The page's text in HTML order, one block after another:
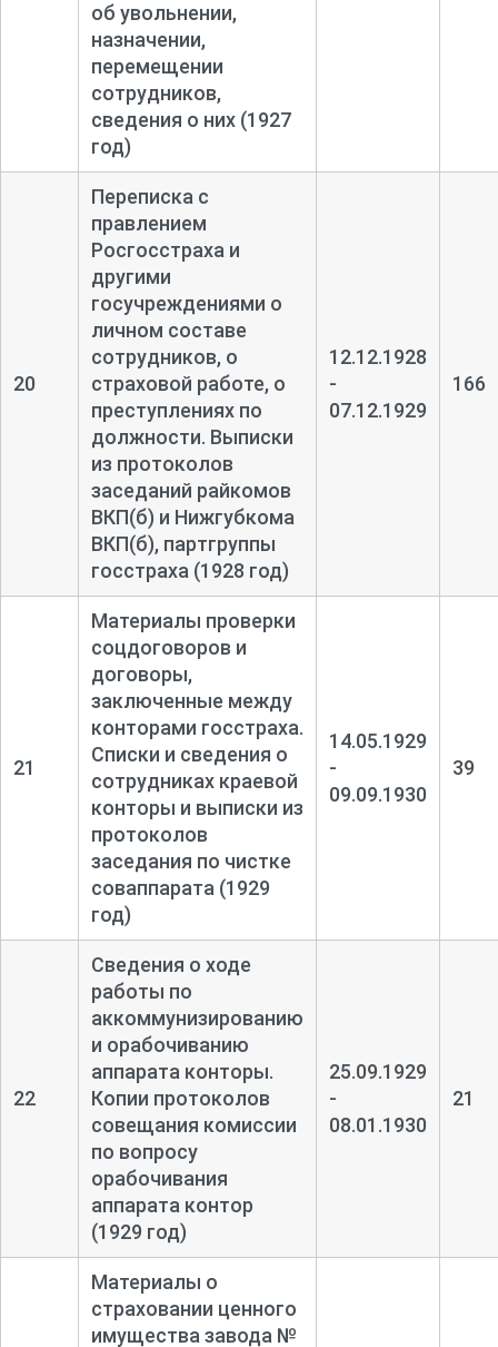
об увольнении,
назначении,
перемещении
сотрудников,
сведения о них (1927
год)
20
Переписка с
правлением
Росгосстраха и
другими
госучреждениями о
личном составе
сотрудников, о
страховой работе, о
преступлениях по
должности. Выписки
из протоколов
заседаний райкомов
ВКП(б) и Нижгубкома
ВКП(б), партгруппы
госстраха (1928 год)
12.12.1928
-
07.12.1929
166
21
Материалы проверки
соцдоговоров и
договоры,
заключенные между
конторами госстраха.
Списки и сведения о
сотрудниках краевой
конторы и выписки из
протоколов
заседания по чистке
соваппарата (1929
год)
14.05.1929
-
09.09.1930
39
22
Сведения о ходе
работы по
аккоммунизированию
и орабочиванию
аппарата конторы.
Копии протоколов
совещания комиссии
по вопросу
орабочивания
аппарата контор
(1929 год)
25.09.1929
-
08.01.1930
21
Материалы о
страховании ценного
имущества завода №